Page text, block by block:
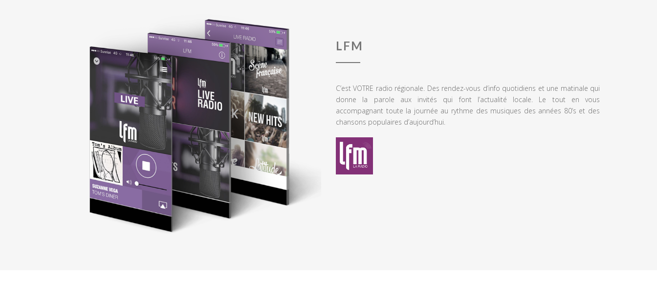
LFM
C’est VOTRE radio régionale. Des rendez-vous d’info quotidiens et une matinale qui
donne la parole aux invités qui font l’actualité locale. Le tout en vous
accompagnant toute la journée au rythme des musiques des années 80’s et des
chansons populaires d’aujourd’hui.